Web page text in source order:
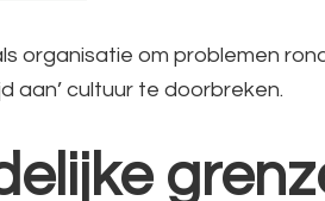
organisatie om problemen
aan’ cultuur te doorbreken.